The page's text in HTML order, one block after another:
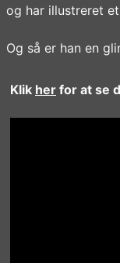
og har illustreret
Og så er han en
Klik her for at se